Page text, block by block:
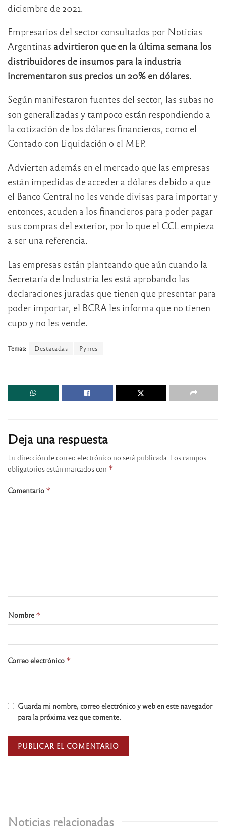
diciembre de 2021.
Empresarios del sector consultados por Noticias
Argentinas advirtieron que en la última semana los
distribuidores de insumos para la industria
incrementaron sus precios un 20% en dólares.
Según manifestaron fuentes del sector, las subas no
son generalizadas y tampoco están respondiendo a
la cotización de los dólares financieros, como el
Contado con Liquidación o el MEP.
Advierten además en el mercado que las empresas
están impedidas de acceder a dólares debido a que
el Banco Central no les vende divisas para importar y
entonces, acuden a los financieros para poder pagar
sus compras del exterior, por lo que el CCL empieza
a ser una referencia.
Las empresas están planteando que aún cuando la
Secretaría de Industria les está aprobando las
declaraciones juradas que tienen que presentar para
poder importar, el BCRA les informa que no tienen
cupo y no les vende.
Temas: Destacadas Pymes
Noticias relacionadas
Deja una respuesta
Tu dirección de correo electrónico no será publicada. Los campos
obligatorios están marcados con *
Comentario *
Nombre *
Correo electrónico *
Guarda mi nombre, correo electrónico y web en este navegador
para la próxima vez que comente.